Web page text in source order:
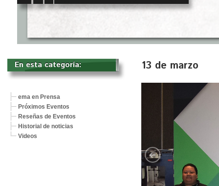
13 de marzo
En esta categoría:
ema en Prensa
Próximos Eventos
Reseñas de Eventos
Historial de noticias
Videos